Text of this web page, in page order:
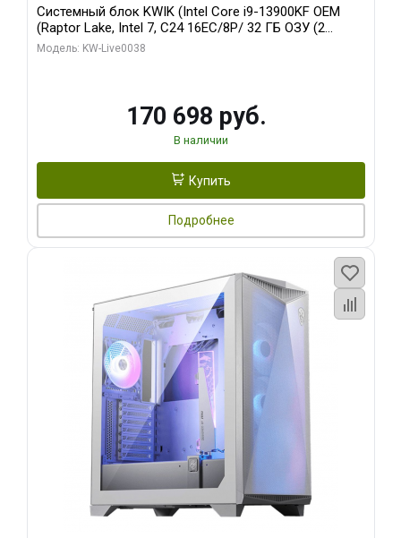
Системный блок KWIK (Intel Core i9-13900KF OEM
(Raptor Lake, Intel 7, C24 16EC/8P/ 32 ГБ ОЗУ (2
модуля)/ Gigabyte RX9070XT GAMING OC 16GB GDDR6
Модель: KW-Live0038
170 698 руб.
В наличии
Купить
Подробнее